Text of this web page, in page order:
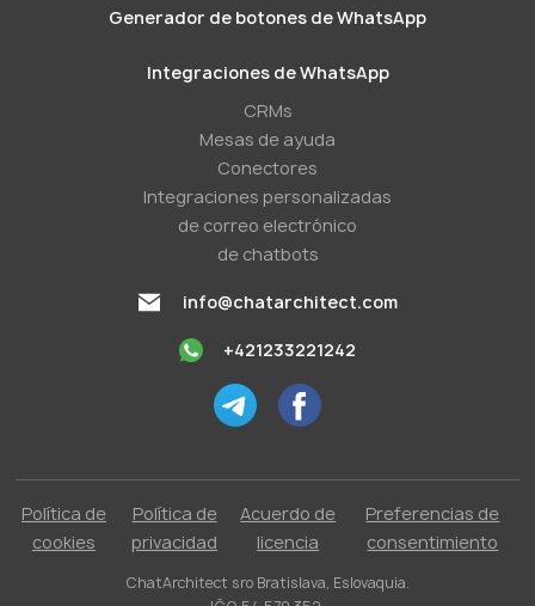
Generador de botones de WhatsApp
Integraciones de WhatsApp
CRMs
Mesas de ayuda
Conectores
Integraciones personalizadas
de correo electrónico
de chatbots
info@chatarchitect.com
+421233221242
Política de
cookies
Política de
privacidad
Acuerdo de
licencia
Preferencias de
consentimiento
ChatArchitect sro Bratislava, Eslovaquia.